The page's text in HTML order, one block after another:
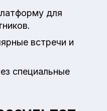
для
встречи и
специальные